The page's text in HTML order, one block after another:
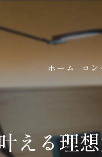
ホーム コン
える理